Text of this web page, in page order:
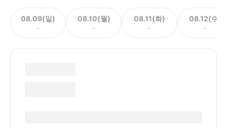
08.09(일)
-
08.10(월)
-
08.11(화)
-
08.12(수)
-